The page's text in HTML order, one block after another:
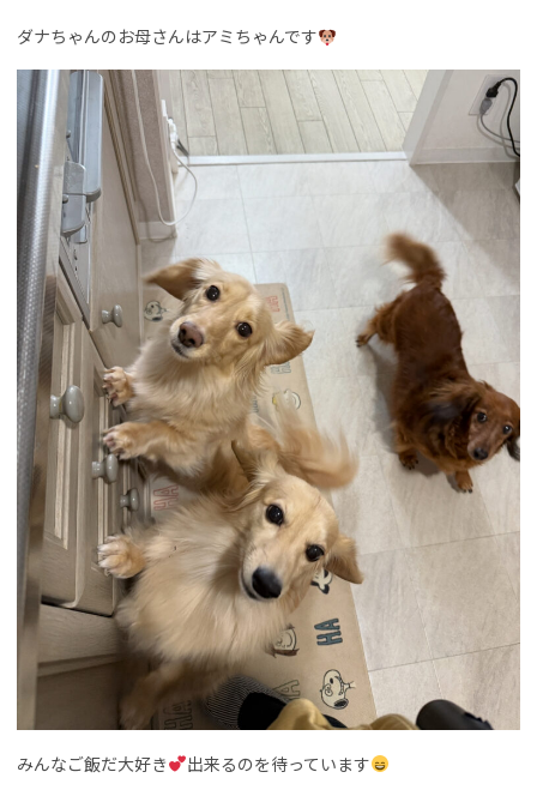
ダナちゃんのお母さんはアミちゃんです
みんなご飯だ大好き 出来るのを待っています